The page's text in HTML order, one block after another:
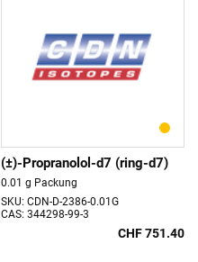
(±)-Propranolol-d7 (ring-d7)
0.01 g Packung
SKU: CDN-D-2386-0.01G
CAS: 344298-99-3
CHF 751.40